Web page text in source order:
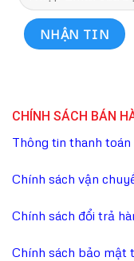
CHÍNH SÁCH BÁN
Thông tin thanh toán
Chính sách vận
Chính sách đổi trả
Chính sách bảo mật